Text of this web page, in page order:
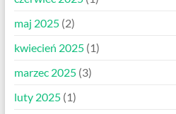
maj 2025(2)
kwiecień 2025(1)
marzec 2025(3)
luty 2025(1)